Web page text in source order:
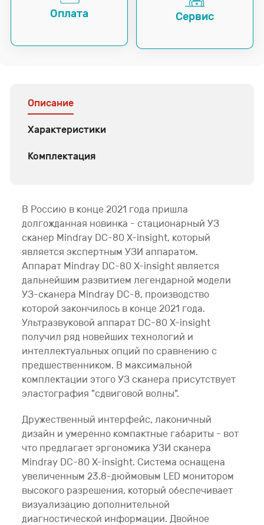
Оплата Сервис
Описание
Характеристики
Комплектация
В Россию в конце 2021 года пришла
долгожданная новинка - стационарный УЗ
сканер Mindray DC-80 X-insight, который
является экспертным УЗИ аппаратом.
Аппарат Mindray DC-80 X-insight является
дальнейшим развитием легендарной модели
УЗ-сканера Mindray DC-8, производство
которой закончилось в конце 2021 года.
Ультразвуковой аппарат DC-80 X-insight
получил ряд новейших технологий и
интеллектуальных опций по сравнению с
предшественником. В максимальной
комплектации этого УЗ сканера присутствует
эластография "сдвиговой волны".
Дружественный интерфейс, лаконичный
дизайн и умеренно компактные габариты - вот
что предлагает эргономика УЗИ сканера
Mindray DC-80 X-insight. Система оснащена
увеличенным 23.8-дюймовым LED монитором
высокого разрешения, который обеспечивает
визуализацию дополнительной
диагностической информации. Двойное